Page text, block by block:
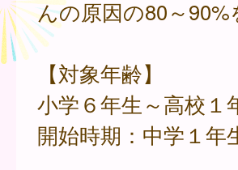
んの原因の80～90%
【対象年齢】
小学６年生～高校１
開始時期：中学１年